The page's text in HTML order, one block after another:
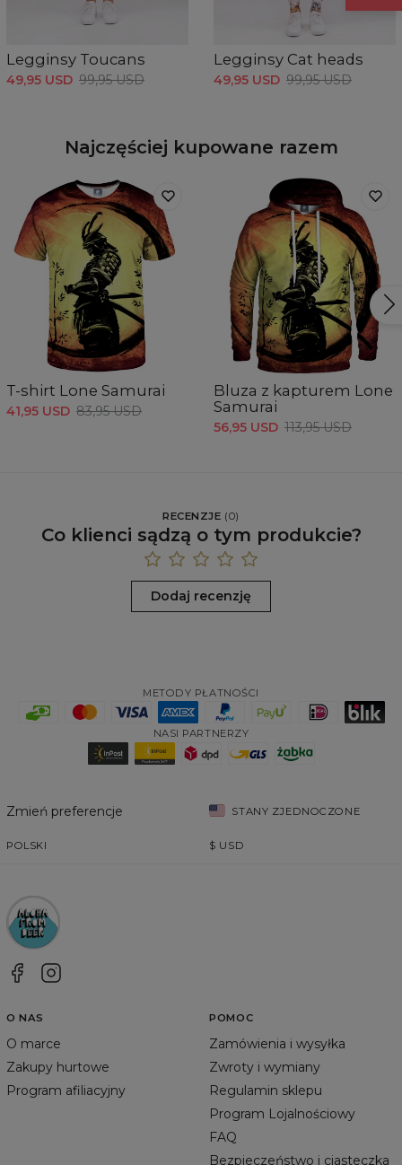
Legginsy Toucans
49,95 USD 99,95 USD
Legginsy Cat heads
49,95 USD 99,95 USD
Najczęściej kupowane razem
T-shirt Lone Samurai
41,95 USD 83,95 USD
Bluza z kapturem Lone
Samurai
56,95 USD 113,95 USD
RECENZJE (0)
Co klienci sądzą o tym produkcie?
Dodaj recenzję
METODY PŁATNOŚCI
NASI PARTNERZY
Zmień preferencje STANY ZJEDNOCZONE
POLSKI $ USD
O NAS
O marce
Zakupy hurtowe
Program afiliacyjny
POMOC
Zamówienia i wysyłka
Zwroty i wymiany
Regulamin sklepu
Program Lojalnościowy
FAQ
Bezpieczeństwo i ciasteczka